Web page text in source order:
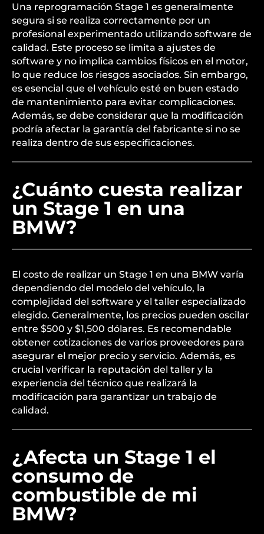
Una reprogramación Stage 1 es generalmente
segura si se realiza correctamente por un
profesional experimentado utilizando software de
calidad. Este proceso se limita a ajustes de
software y no implica cambios físicos en el motor,
lo que reduce los riesgos asociados. Sin embargo,
es esencial que el vehículo esté en buen estado
de mantenimiento para evitar complicaciones.
Además, se debe considerar que la modificación
podría afectar la garantía del fabricante si no se
realiza dentro de sus especificaciones.
¿Cuánto cuesta realizar
un Stage 1 en una
BMW?
El costo de realizar un Stage 1 en una BMW varía
dependiendo del modelo del vehículo, la
complejidad del software y el taller especializado
elegido. Generalmente, los precios pueden oscilar
entre $500 y $1,500 dólares. Es recomendable
obtener cotizaciones de varios proveedores para
asegurar el mejor precio y servicio. Además, es
crucial verificar la reputación del taller y la
experiencia del técnico que realizará la
modificación para garantizar un trabajo de
calidad.
¿Afecta un Stage 1 el
consumo de
combustible de mi
BMW?